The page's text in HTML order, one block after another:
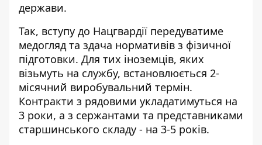
держави.
Так, вступу до Нацгвардії передуватиме
медогляд та здача нормативів з фізичної
підготовки. Для тих іноземців, яких
візьмуть на службу, встановлюється 2-
місячний виробувальний термін.
Контракти з рядовими укладатимуться на
3 роки, а з сержантами та представниками
старшинського складу - на 3-5 років.